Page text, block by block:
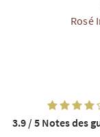
NOS COFFRETS
Rosé
3.9 / 5 Notes des